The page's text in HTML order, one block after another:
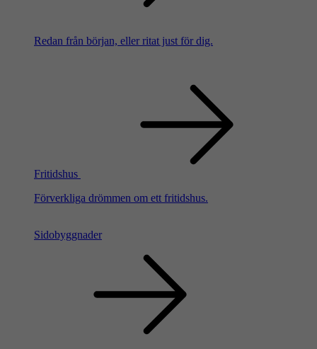
Redan från början, eller ritat just för dig.
Fritidshus
Förverkliga drömmen om ett fritidshus.
Sidobyggnader